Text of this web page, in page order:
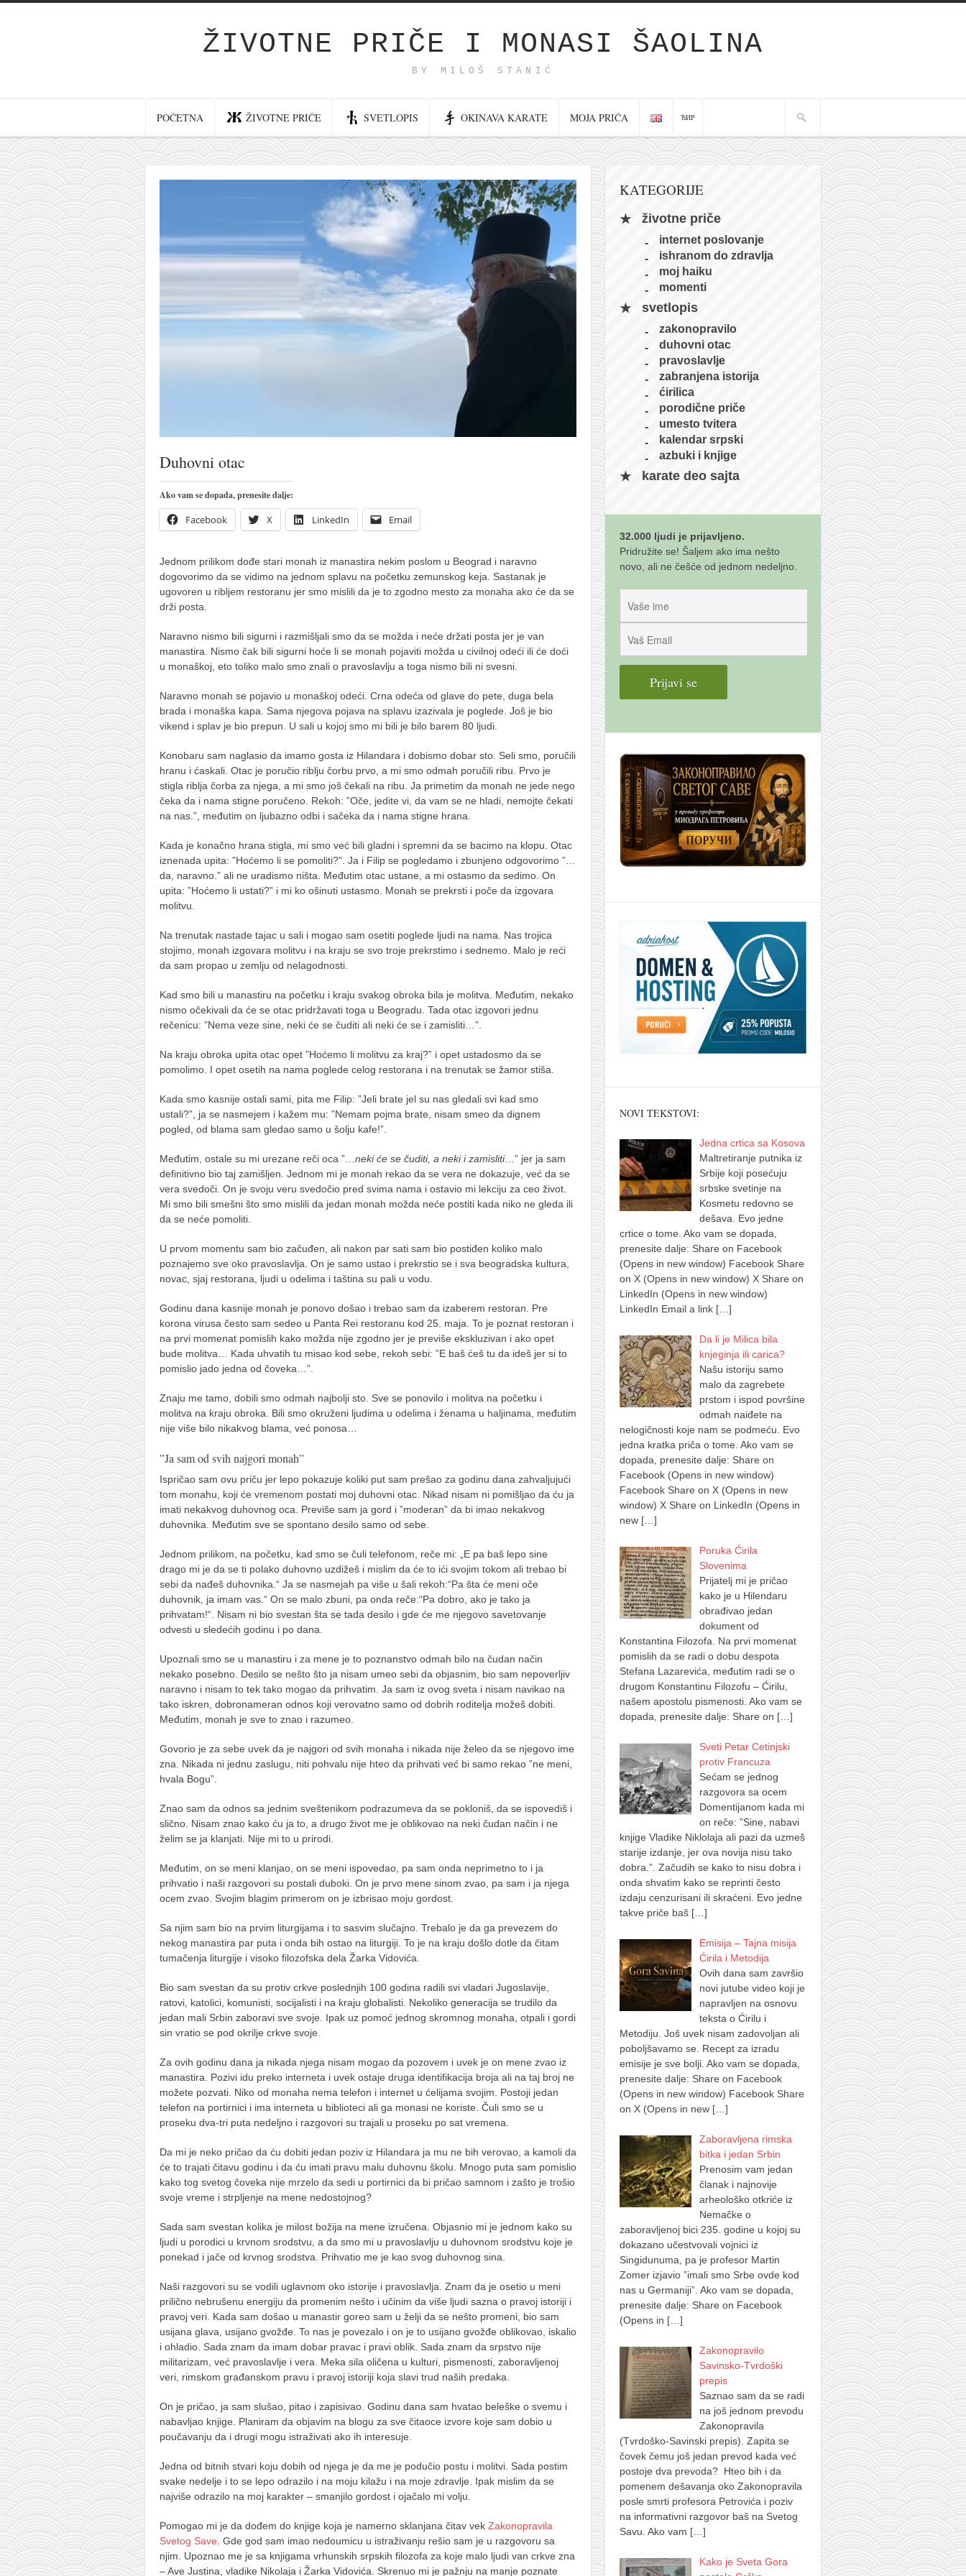
ŽIVOTNE PRIČE I MONASI ŠAOLINA
BY MILOŠ STANIĆ
POČETNA ŽIVOTNE PRIČE SVETLOPIS OKINAVA KARATE MOJA PRIČA ЋИР
internet poslovanje
ishranom do zdravlja
moj haiku
momenti i mesta
bonus sadržaj
Svetlopis
zakonopravilo
duhovni otac
pravoslavlje
zabranjena istorija
ćirilica
porodične priče
umesto tvitera
kalendar srpski
azbuki i knjige
Okinava karate
najnovije na blogu
moje beleške
istorija karatea
bubishi
karate
kihon
naihanchi
kushanku
passai
temashiwari
kobudo
nunchaku
bo
tonfa
sai
timbei rochin
tsunami dojo
program
snimci nastupa
galerija kluba
članarina
kontakt
besplatna e-knjiga
termini treninga
moja priča
moja priča
fotke
kontakt
Duhovni otac
Ako vam se dopada, prenesite dalje:
Facebook X LinkedIn Email
Jednom prilikom dođe stari monah iz manastira nekim poslom u Beograd i naravno
dogovorimo da se vidimo na jednom splavu na početku zemunskog keja. Sastanak je
ugovoren u ribljem restoranu jer smo mislili da je to zgodno mesto za monaha ako će da se
drži posta.
Naravno nismo bili sigurni i razmišljali smo da se možda i neće držati posta jer je van
manastira. Nismo čak bili sigurni hoće li se monah pojaviti možda u civilnoj odeći ili će doći
u monaškoj, eto toliko malo smo znali o pravoslavlju a toga nismo bili ni svesni.
Naravno monah se pojavio u monaškoj odeći. Crna odeća od glave do pete, duga bela
brada i monaška kapa. Sama njegova pojava na splavu izazivala je poglede. Još je bio
vikend i splav je bio prepun. U sali u kojoj smo mi bili je bilo barem 80 ljudi.
Konobaru sam naglasio da imamo gosta iz Hilandara i dobismo dobar sto. Seli smo, poručili
hranu i ćaskali. Otac je poručio riblju čorbu prvo, a mi smo odmah poručili ribu. Prvo je
stigla riblja čorba za njega, a mi smo još čekali na ribu. Ja primetim da monah ne jede nego
čeka da i nama stigne poručeno. Rekoh: ”Oče, jedite vi, da vam se ne hladi, nemojte čekati
na nas.”, međutim on ljubazno odbi i sačeka da i nama stigne hrana.
Kada je konačno hrana stigla, mi smo već bili gladni i spremni da se bacimo na klopu. Otac
iznenada upita: ”Hoćemo li se pomoliti?”. Ja i Filip se pogledamo i zbunjeno odgovorimo ”…
da, naravno.” ali ne uradismo ništa. Međutim otac ustane, a mi ostasmo da sedimo. On
upita: ”Hoćemo li ustati?” i mi ko ošinuti ustasmo. Monah se prekrsti i poče da izgovara
molitvu.
Na trenutak nastade tajac u sali i mogao sam osetiti poglede ljudi na nama. Nas trojica
stojimo, monah izgovara molitvu i na kraju se svo troje prekrstimo i sednemo. Malo je reći
da sam propao u zemlju od nelagodnosti.
Kad smo bili u manastiru na početku i kraju svakog obroka bila je molitva. Međutim, nekako
nismo očekivali da će se otac pridržavati toga u Beogradu. Tada otac izgovori jednu
rečenicu: ”Nema veze sine, neki će se čuditi ali neki će se i zamisliti…”.
Na kraju obroka upita otac opet ”Hoćemo li molitvu za kraj?” i opet ustadosmo da se
pomolimo. I opet osetih na nama poglede celog restorana i na trenutak se žamor stiša.
Kada smo kasnije ostali sami, pita me Filip: ”Jeli brate jel su nas gledali svi kad smo
ustali?”, ja se nasmejem i kažem mu: ”Nemam pojma brate, nisam smeo da dignem
pogled, od blama sam gledao samo u šolju kafe!”.
Međutim, ostale su mi urezane reči oca ”… neki će se čuditi, a neki i zamisliti…” jer ja sam
definitivno bio taj zamišljen. Jednom mi je monah rekao da se vera ne dokazuje, već da se
vera svedoči. On je svoju veru svedočio pred svima nama i ostavio mi lekciju za ceo život.
Mi smo bili smešni što smo mislili da jedan monah možda neće postiti kada niko ne gleda ili
da se neće pomoliti.
U prvom momentu sam bio začuđen, ali nakon par sati sam bio postiđen koliko malo
poznajemo sve oko pravoslavlja. On je samo ustao i prekrstio se i sva beogradska kultura,
novac, sjaj restorana, ljudi u odelima i taština su pali u vodu.
Godinu dana kasnije monah je ponovo došao i trebao sam da izaberem restoran. Pre
korona virusa često sam sedeo u Panta Rei restoranu kod 25. maja. To je poznat restoran i
na prvi momenat pomislih kako možda nije zgodno jer je previše ekskluzivan i ako opet
bude molitva… Kada uhvatih tu misao kod sebe, rekoh sebi: ”E baš ćeš tu da ideš jer si to
pomislio jado jedna od čoveka…”.
Znaju me tamo, dobili smo odmah najbolji sto. Sve se ponovilo i molitva na početku i
molitva na kraju obroka. Bili smo okruženi ljudima u odelima i ženama u haljinama, međutim
nije više bilo nikakvog blama, već ponosa…
”Ja sam od svih najgori monah”
Ispričao sam ovu priču jer lepo pokazuje koliki put sam prešao za godinu dana zahvaljujući
tom monahu, koji će vremenom postati moj duhovni otac. Nikad nisam ni pomišljao da ću ja
imati nekakvog duhovnog oca. Previše sam ja gord i ”moderan” da bi imao nekakvog
duhovnika. Međutim sve se spontano desilo samo od sebe.
Jednom prilikom, na početku, kad smo se čuli telefonom, reče mi: „E pa baš lepo sine
drago mi je da se ti polako duhovno uzdižeš i mislim da će to ići svojim tokom ali trebao bi
sebi da nađeš duhovnika.“ Ja se nasmejah pa više u šali rekoh:“Pa šta će meni oče
duhovnik, ja imam vas.“ On se malo zbuni, pa onda reče:“Pa dobro, ako je tako ja
prihvatam!“. Nisam ni bio svestan šta se tada desilo i gde će me njegovo savetovanje
odvesti u sledećih godinu i po dana.
Upoznali smo se u manastiru i za mene je to poznanstvo odmah bilo na čudan način
nekako posebno. Desilo se nešto što ja nisam umeo sebi da objasnim, bio sam nepoverljiv
naravno i nisam to tek tako mogao da prihvatim. Ja sam iz ovog sveta i nisam navikao na
tako iskren, dobronameran odnos koji verovatno samo od dobrih roditelja možeš dobiti.
Međutim, monah je sve to znao i razumeo.
Govorio je za sebe uvek da je najgori od svih monaha i nikada nije želeo da se njegovo ime
zna. Nikada ni jednu zaslugu, niti pohvalu nije hteo da prihvati već bi samo rekao ”ne meni,
hvala Bogu”.
Znao sam da odnos sa jednim sveštenikom podrazumeva da se pokloniš, da se ispovediš i
slično. Nisam znao kako ću ja to, a drugo život me je oblikovao na neki čudan način i ne
želim se ja klanjati. Nije mi to u prirodi.
Međutim, on se meni klanjao, on se meni ispovedao, pa sam onda neprimetno to i ja
prihvatio i naši razgovori su postali duboki. On je prvo mene sinom zvao, pa sam i ja njega
ocem zvao. Svojim blagim primerom on je izbrisao moju gordost.
Sa njim sam bio na prvim liturgijama i to sasvim slučajno. Trebalo je da ga prevezem do
nekog manastira par puta i onda bih ostao na liturgiji. To je na kraju došlo dotle da čitam
tumačenja liturgije i visoko filozofska dela Žarka Vidovića.
Bio sam svestan da su protiv crkve poslednjih 100 godina radili svi vladari Jugoslavije,
ratovi, katolici, komunisti, socijalisti i na kraju globalisti. Nekoliko generacija se trudilo da
jedan mali Srbin zaboravi sve svoje. Ipak uz pomoć jednog skromnog monaha, otpali i gordi
sin vratio se pod okrilje crkve svoje.
Za ovih godinu dana ja nikada njega nisam mogao da pozovem i uvek je on mene zvao iz
manastira. Pozivi idu preko interneta i uvek ostaje druga identifikacija broja ali na taj broj ne
možete pozvati. Niko od monaha nema telefon i internet u ćelijama svojim. Postoji jedan
telefon na portirnici i ima interneta u biblioteci ali ga monasi ne koriste. Čuli smo se u
proseku dva-tri puta nedeljno i razgovori su trajali u proseku po sat vremena.
Da mi je neko pričao da ću dobiti jedan poziv iz Hilandara ja mu ne bih verovao, a kamoli da
će to trajati čitavu godinu i da ću imati pravu malu duhovnu školu. Mnogo puta sam pomislio
kako tog svetog čoveka nije mrzelo da sedi u portirnici da bi pričao samnom i zašto je trošio
svoje vreme i strpljenje na mene nedostojnog?
Sada sam svestan kolika je milost božija na mene izručena. Objasnio mi je jednom kako su
ljudi u porodici u krvnom srodstvu, a da smo mi u pravoslavlju u duhovnom srodstvu koje je
ponekad i jače od krvnog srodstva. Prihvatio me je kao svog duhovnog sina.
Naši razgovori su se vodili uglavnom oko istorije i pravoslavlja. Znam da je osetio u meni
prilično nebrušenu energiju da promenim nešto i učinim da više ljudi sazna o pravoj istoriji i
pravoj veri. Kada sam došao u manastir goreo sam u želji da se nešto promeni, bio sam
usijana glava, usijano gvožđe. To nas je povezalo i on je to usijano gvožđe oblikovao, iskalio
i ohladio. Sada znam da imam dobar pravac i pravi oblik. Sada znam da srpstvo nije
militarizam, već pravoslavlje i vera. Meka sila oličena u kulturi, pismenosti, zaboravljenoj
veri, rimskom građanskom pravu i pravoj istoriji koja slavi trud naših predaka.
On je pričao, ja sam slušao, pitao i zapisivao. Godinu dana sam hvatao beleške o svemu i
nabavljao knjige. Planiram da objavim na blogu za sve čitaoce izvore koje sam dobio u
poučavanju da i drugi mogu istraživati ako ih interesuje.
Jedna od bitnih stvari koju dobih od njega je da me je podučio postu i molitvi. Sada postim
svake nedelje i to se lepo odrazilo i na moju kilažu i na moje zdravlje. Ipak mislim da se
najviše odrazilo na moj karakter – smanjilo gordost i ojačalo mi volju.
Pomogao mi je da dođem do knjige koja je namerno sklanjana čitav vek Zakonopravila
Svetog Save . Gde god sam imao nedoumicu u istraživanju rešio sam je u razgovoru sa
njim. Upoznao me je sa knjigama vrhunskih srpskih filozofa za koje malo ljudi van crkve zna
– Ave Justina, vladike Nikolaja i Žarka Vidovića. Skrenuo mi je pažnju na manje poznate
KATEGORIJE
životne priče
internet poslovanje
ishranom do zdravlja
moj haiku
momenti
svetlopis
zakonopravilo
duhovni otac
pravoslavlje
zabranjena istorija
ćirilica
porodične priče
umesto tvitera
kalendar srpski
azbuki i knjige
karate deo sajta
32.000 ljudi je prijavljeno.
Pridružite se! Šaljem ako ima nešto
novo, ali ne češće od jednom nedeljno.
NOVI TEKSTOVI:
Jedna crtica sa Kosova
Maltretiranje putnika iz
Srbije koji posećuju
srbske svetinje na
Kosmetu redovno se
dešava. Evo jedne
crtice o tome. Ako vam se dopada,
prenesite dalje: Share on Facebook
(Opens in new window) Facebook Share
on X (Opens in new window) X Share on
LinkedIn (Opens in new window)
LinkedIn Email a link […]
Da li je Milica bila
knjeginja ili carica?
Našu istoriju samo
malo da zagrebete
prstom i ispod površine
odmah naiđete na
nelogičnosti koje nam se podmeću. Evo
jedna kratka priča o tome. Ako vam se
dopada, prenesite dalje: Share on
Facebook (Opens in new window)
Facebook Share on X (Opens in new
window) X Share on LinkedIn (Opens in
new […]
Poruka Ćirila
Slovenima
Prijatelj mi je pričao
kako je u Hilendaru
obrađivao jedan
dokument od
Konstantina Filozofa. Na prvi momenat
pomislih da se radi o dobu despota
Stefana Lazarevića, međutim radi se o
drugom Konstantinu Filozofu – Ćirilu,
našem apostolu pismenosti. Ako vam se
dopada, prenesite dalje: Share on […]
Sveti Petar Cetinjski
protiv Francuza
Sećam se jednog
razgovora sa ocem
Domentijanom kada mi
on reče: ”Sine, nabavi
knjige Vladike Niklolaja ali pazi da uzmeš
starije izdanje, jer ova novija nisu tako
dobra.”. Začudih se kako to nisu dobra i
onda shvatim kako se reprinti često
izdaju cenzurisani ili skraćeni. Evo jedne
takve priče baš […]
Emisija – Tajna misija
Ćirila i Metodija
Ovih dana sam završio
novi jutube video koji je
napravljen na osnovu
teksta o Ćirilu i
Metodiju. Još uvek nisam zadovoljan ali
poboljšavamo se. Recept za izradu
emisije je sve bolji. Ako vam se dopada,
prenesite dalje: Share on Facebook
(Opens in new window) Facebook Share
on X (Opens in new […]
Zaboravljena rimska
bitka i jedan Srbin
Prenosim vam jedan
članak i najnovije
arheološko otkriće iz
Nemačke o
zaboravljenoj bici 235. godine u kojoj su
dokazano učestvovali vojnici iz
Singidunuma, pa je profesor Martin
Zomer izjavio ”imali smo Srbe ovde kod
nas u Germaniji”. Ako vam se dopada,
prenesite dalje: Share on Facebook
(Opens in […]
Zakonopravilo
Savinsko-Tvrdoški
prepis
Saznao sam da se radi
na još jednom prevodu
Zakonopravila
(Tvrdoško-Savinski prepis). Zapita se
čovek čemu još jedan prevod kada već
postoje dva prevoda? Hteo bih i da
pomenem dešavanja oko Zakonopravila
posle smrti profesora Petrovića i poziv
na informativni razgovor baš na Svetog
Savu. Ako vam […]
Kako je Sveta Gora